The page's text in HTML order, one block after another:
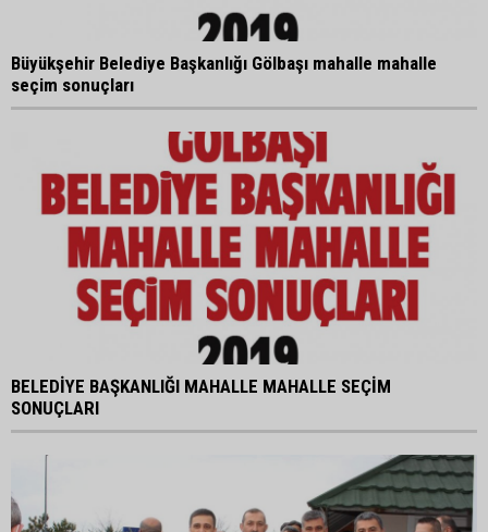
Büyükşehir Belediye Başkanlığı Gölbaşı mahalle mahalle
seçim sonuçları
BELEDİYE BAŞKANLIĞI MAHALLE MAHALLE SEÇİM
SONUÇLARI